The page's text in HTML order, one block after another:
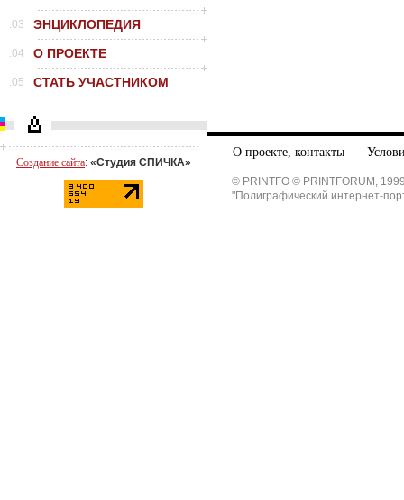
.03 ЭНЦИКЛОПЕДИЯ
.04 О ПРОЕКТЕ
.05 СТАТЬ УЧАСТНИКОМ
Создание сайта: «Студия СПИЧКА»
О проекте, контакты
© PRINTFO © PRINTFORUM,
"Полиграфический интернет-